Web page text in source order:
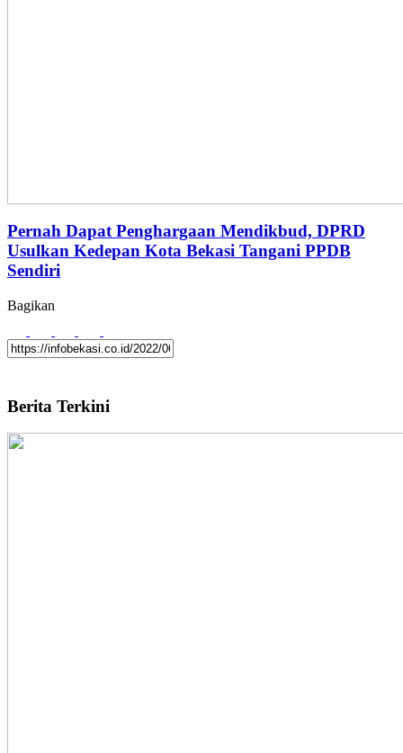
Pernah Dapat Penghargaan Mendikbud, DPRD
Usulkan Kedepan Kota Bekasi Tangani PPDB
Sendiri
Bagikan
Berita Terkini